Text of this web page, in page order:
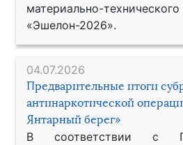
материально-
«Эшелон-2026».
04.07.2026
Предварительные итоги
антинаркотической
Янтарный берег»
В соответствии с